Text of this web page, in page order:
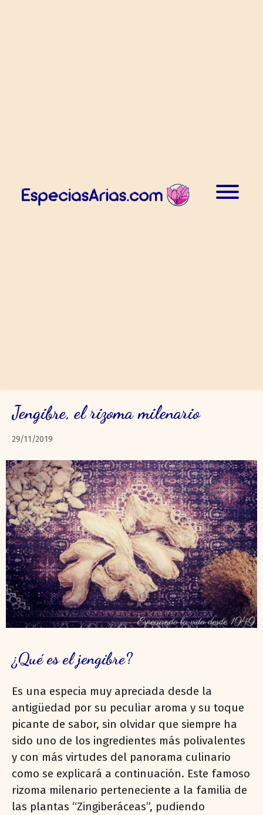
Jengibre, el rizoma milenario
29/11/2019
¿Qué es el jengibre?
Es una especia muy apreciada desde la
antigüedad por su peculiar aroma y su toque
picante de sabor, sin olvidar que siempre ha
sido uno de los ingredientes más polivalentes
y con más virtudes del panorama culinario
como se explicará a continuación. Este famoso
rizoma milenario perteneciente a la familia de
las plantas “Zingiberáceas”, pudiendo